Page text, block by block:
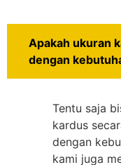
Apakah ukuran
dengan
Tentu saja
kardus
dengan
kami juga